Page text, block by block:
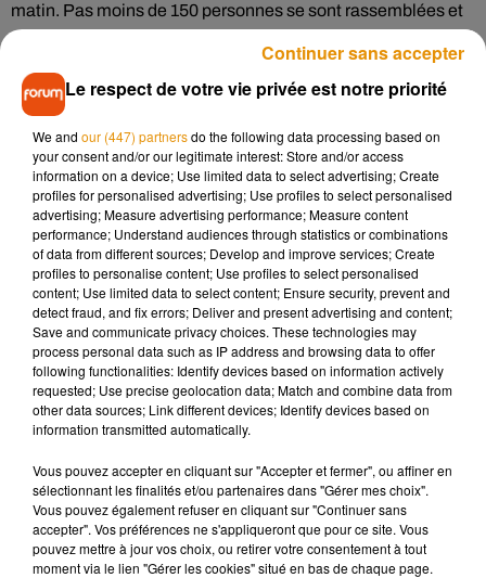
matin. Pas moins de 150 personnes se sont rassemblées et
parmi eux on retrouvait de nombreux militants de Solidaires
et de l’Organisation Communiste Libertaire. Il faut savoir que
la SNCF était très remontée et réclamait pas moins de 6 500
euros de dommages et intérêts.
300 personnes dans la rue à Poitiers ce
jeudi
Ce jeudi 16 novembre, il n’y a pas eu de débordements mais
un nouveau rassemblement s’est formé. Cette fois-ci les
manifestants se sont donnés rendez-vous sur le campus
pour montrer leur mécontentement contre les ordonnances
du 28 novembre prochain et la politique d’austérité du
Président de la République, Emmanuel Macron. Le cortège
a emprunté la rocade puis la rue du Faubourg-du-Pont-Neuf
avant de terminer devant la préfecture. Les syndicats étaient
y a eu 300 personnes, soit 10 fois moins qu’en septembre
dernier. La raison pourrait s’expliquer par une résignation de
là-plupart d’entre eux.
Le respect de votre vie privée est notre priorité
We and our (447) partnersdo the following data processing based on
your consent and/or our legitimate interest: Store and/or access
information on a device; Use limited data to select advertising; Create
profiles for personalised advertising; Use profiles to select personalised
advertising; Measure advertising performance; Measure content
performance; Understand audiences through statistics or combinations
of data from different sources; Develop and improve services; Create
profiles to personalise content; Use profiles to select personalised
content; Use limited data to select content; Ensure security, prevent and
detect fraud, and fix errors; Deliver and present advertising and content;
Save and communicate privacy choices. These technologies may
process personal data such as IP address and browsing data to offer
following functionalities: Identify devices based on information actively
requested; Use precise geolocation data; Match and combine data from
other data sources; Link different devices; Identify devices based on
information transmitted automatically.
Vous pouvez accepter en cliquant sur "Accepter et fermer", ou affiner en
sélectionnant les finalités et/ou partenaires dans "Gérer mes choix".
Vous pouvez également refuser en cliquant sur "Continuer sans
accepter". Vos préférences ne s'appliqueront que pour ce site. Vous
pouvez mettre à jour vos choix, ou retirer votre consentement à tout
moment via le lien "Gérer les cookies" situé en bas de chaque page.
Continuer sans accepter